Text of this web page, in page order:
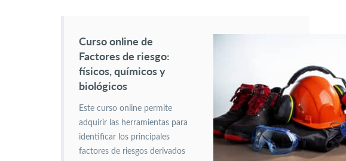
Curso online de
Factores de riesgo:
físicos, químicos y
biológicos
Este curso online permite
adquirir las herramientas para
identificar los principales
factores de riesgos derivados